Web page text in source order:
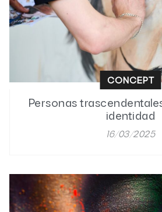
CONCEPT
Personas
identidad
16/03/2025